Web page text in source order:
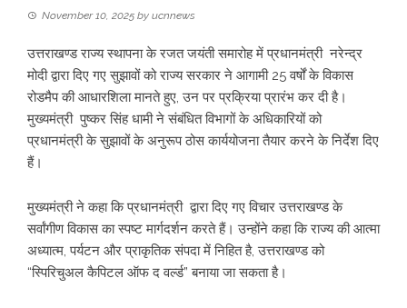
November 10, 2025 by ucnnews
उत्तराखण्ड राज्य स्थापना के रजत जयंती समारोह में प्रधानमंत्री नरेन्द्र
मोदी द्वारा दिए गए सुझावों को राज्य सरकार ने आगामी 25 वर्षों के विकास
रोडमैप की आधारशिला मानते हुए, उन पर प्रक्रिया प्रारंभ कर दी है।
मुख्यमंत्री पुष्कर सिंह धामी ने संबंधित विभागों के अधिकारियों को
प्रधानमंत्री के सुझावों के अनुरूप ठोस कार्ययोजना तैयार करने के निर्देश दिए
हैं।
मुख्यमंत्री ने कहा कि प्रधानमंत्री द्वारा दिए गए विचार उत्तराखण्ड के
सर्वांगीण विकास का स्पष्ट मार्गदर्शन करते हैं। उन्होंने कहा कि राज्य की आत्मा
अध्यात्म, पर्यटन और प्राकृतिक संपदा में निहित है, उत्तराखण्ड को
“स्पिरिचुअल कैपिटल ऑफ द वर्ल्ड” बनाया जा सकता है।